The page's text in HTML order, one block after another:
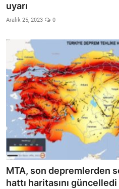
uyarı
Aralık 25, 2023 0
MTA, son depremlerden
hattı haritasını güncelledi